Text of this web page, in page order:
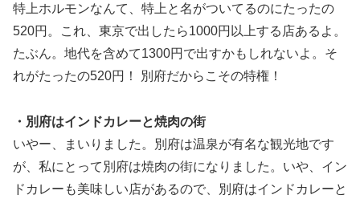
特上ホルモンなんて、特上と名がついてるのにたったの
520円。これ、東京で出したら1000円以上する店あるよ。
たぶん。地代を含めて1300円で出すかもしれないよ。そ
れがたったの520円！ 別府だからこその特権！
・別府はインドカレーと焼肉の街
いやー、まいりました。別府は温泉が有名な観光地です
が、私にとって別府は焼肉の街になりました。いや、イン
ドカレーも美味しい店があるので、別府はインドカレーと